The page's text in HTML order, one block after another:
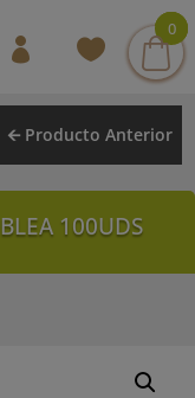
🡨 Producto Anterior
100UDS
0
0
0